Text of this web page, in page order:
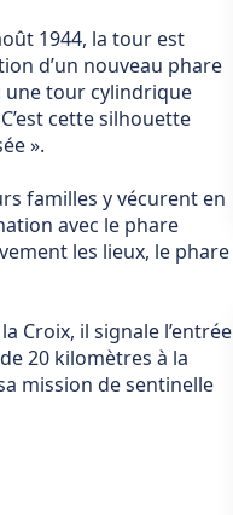
1944, la tour est
d’un nouveau phare
une tour cylindrique
cette silhouette
».
familles y vécurent en
avec le phare
les lieux, le phare
Croix, il signale l’entrée
20 kilomètres à la
mission de sentinelle